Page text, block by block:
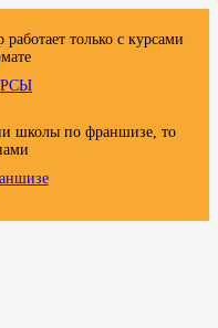
только с курсами
школы по франшизе, то